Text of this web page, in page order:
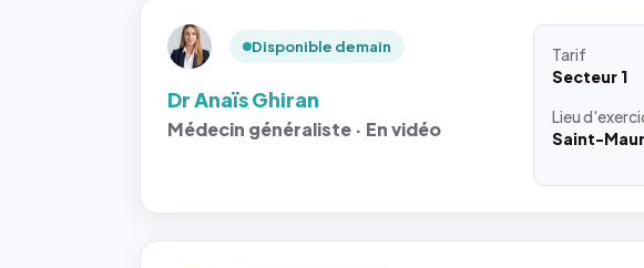
Disponible demain
Dr Anaïs Ghiran
Médecin généraliste · En vidéo
Tarif
Secteur 1
Lieu
Saint-